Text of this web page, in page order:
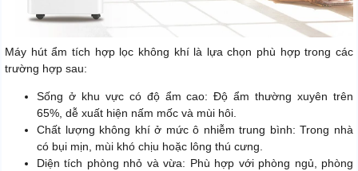
Máy hút ẩm tích hợp lọc không khí là lựa chọn phù hợp trong các
trường hợp sau:
Sống ở khu vực có độ ẩm cao: Độ ẩm thường xuyên trên
65%, dễ xuất hiện nấm mốc và mùi hôi.
Chất lượng không khí ở mức ô nhiễm trung bình: Trong nhà
có bụi mịn, mùi khó chịu hoặc lông thú cưng.
Diện tích phòng nhỏ và vừa: Phù hợp với phòng ngủ, phòng